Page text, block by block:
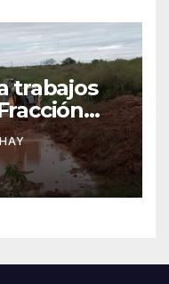
trabajos